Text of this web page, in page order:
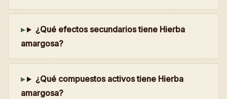
¿Qué efectos secundarios tiene Hierba
amargosa?
¿Qué compuestos activos tiene Hierba
amargosa?